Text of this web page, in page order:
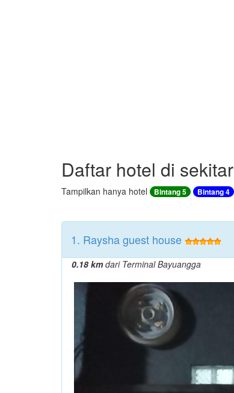
Daftar hotel di sekitar
Tampilkan hanya hotel Bintang 5 Bintang 4
1. Raysha guest house
0.18 kmdari Terminal Bayuangga